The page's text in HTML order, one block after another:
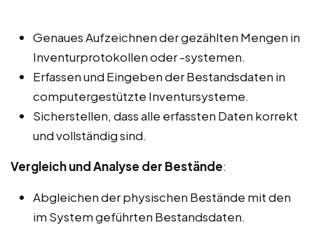
Genaues Aufzeichnen der gezählten Mengen in
Inventurprotokollen oder -systemen.
Erfassen und Eingeben der Bestandsdaten in
computergestützte Inventursysteme.
Sicherstellen, dass alle erfassten Daten korrekt
und vollständig sind.
Vergleich und Analyse der Bestände:
Abgleichen der physischen Bestände mit den
im System geführten Bestandsdaten.